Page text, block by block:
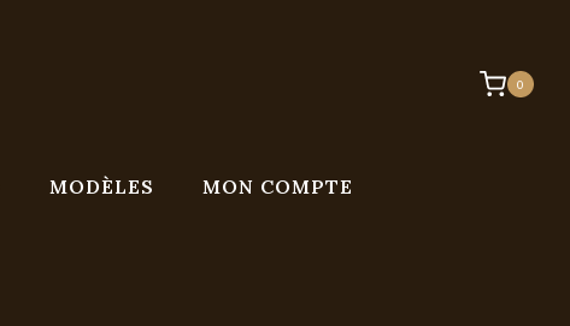
0
MODÈLES MON COMPTE